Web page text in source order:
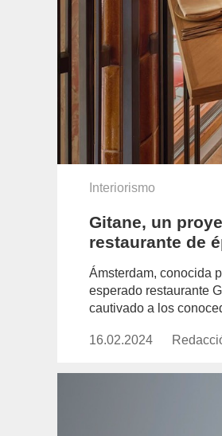
Interiorismo
Gitane, un
restaurante de
Ámsterdam, conocida
esperado restaurante
cautivado a los
Publicado
16.02.2024 https://